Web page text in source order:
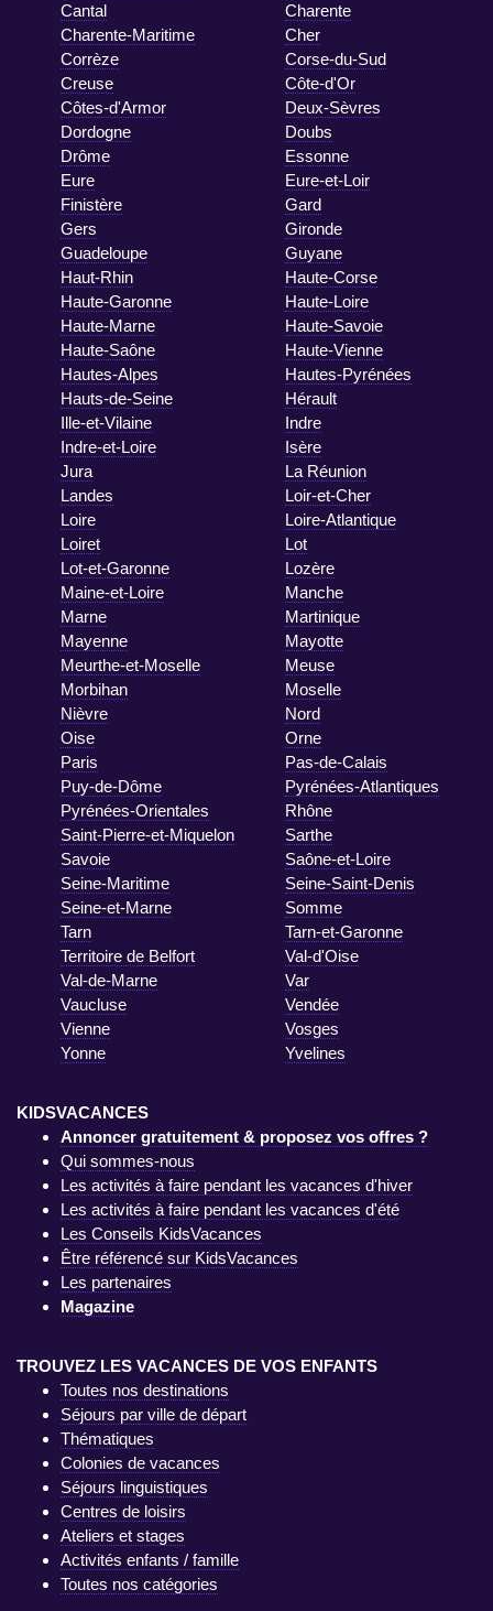
Cantal
Charente
Charente-Maritime
Cher
Corrèze
Corse-du-Sud
Creuse
Côte-d'Or
Côtes-d'Armor
Deux-Sèvres
Dordogne
Doubs
Drôme
Essonne
Eure
Eure-et-Loir
Finistère
Gard
Gers
Gironde
Guadeloupe
Guyane
Haut-Rhin
Haute-Corse
Haute-Garonne
Haute-Loire
Haute-Marne
Haute-Savoie
Haute-Saône
Haute-Vienne
Hautes-Alpes
Hautes-Pyrénées
Hauts-de-Seine
Hérault
Ille-et-Vilaine
Indre
Indre-et-Loire
Isère
Jura
La Réunion
Landes
Loir-et-Cher
Loire
Loire-Atlantique
Loiret
Lot
Lot-et-Garonne
Lozère
Maine-et-Loire
Manche
Marne
Martinique
Mayenne
Mayotte
Meurthe-et-Moselle
Meuse
Morbihan
Moselle
Nièvre
Nord
Oise
Orne
Paris
Pas-de-Calais
Puy-de-Dôme
Pyrénées-Atlantiques
Pyrénées-Orientales
Rhône
Saint-Pierre-et-Miquelon
Sarthe
Savoie
Saône-et-Loire
Seine-Maritime
Seine-Saint-Denis
Seine-et-Marne
Somme
Tarn
Tarn-et-Garonne
Territoire de Belfort
Val-d'Oise
Val-de-Marne
Var
Vaucluse
Vendée
Vienne
Vosges
Yonne
Yvelines
KIDSVACANCES
Annoncer gratuitement & proposez vos offres ?
Qui sommes-nous
Les activités à faire pendant les vacances d'hiver
Les activités à faire pendant les vacances d'été
Les Conseils KidsVacances
Être référencé sur KidsVacances
Les partenaires
Magazine
TROUVEZ LES VACANCES DE VOS ENFANTS
Toutes nos destinations
Séjours par ville de départ
Thématiques
Colonies de vacances
Séjours linguistiques
Centres de loisirs
Ateliers et stages
Activités enfants / famille
Toutes nos catégories